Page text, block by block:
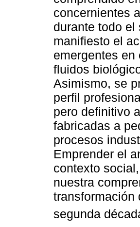
concernientes
durante todo el
manifiesto el
emergentes
fluidos
Asimismo, se
perfil
pero definitivo
fabricadas a
procesos
Emprender el
contexto
nuestra
transformación
segunda